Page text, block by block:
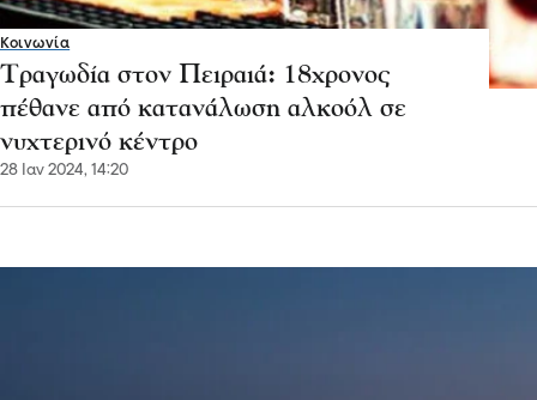
Κοινωνία
Τραγωδία στον Πειραιά: 18χρονος
πέθανε από κατανάλωση αλκοόλ σε
νυχτερινό κέντρο
28 Ιαν 2024, 14:20